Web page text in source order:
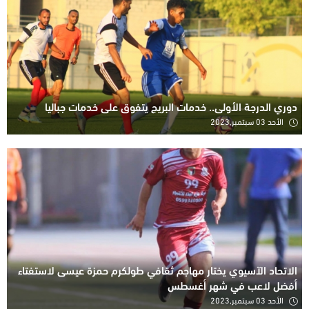
دوري الدرجة الأولى.. خدمات البريج يتفوق على خدمات جباليا
الأحد 03 سبتمبر,2023
الاتحاد الآسيوي يختار مهاجم ثقافي طولكرم حمزة عيسى لاستفتاء
أفضل لاعب في شهر أغسطس
الأحد 03 سبتمبر,2023